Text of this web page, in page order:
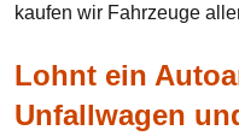
kaufen wir Fahrzeuge
Lohnt ein
Unfallwagen